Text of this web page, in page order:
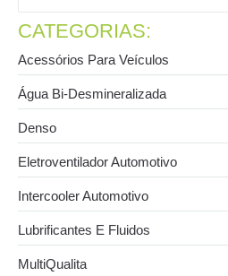
CATEGORIAS:
Acessórios Para Veículos
Água Bi-Desmineralizada
Denso
Eletroventilador Automotivo
Intercooler Automotivo
Lubrificantes E Fluidos
MultiQualita